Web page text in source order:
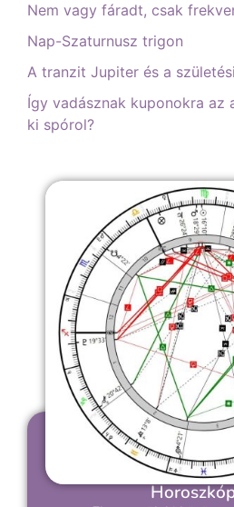
Nem vagy fáradt, csak
Nap-Szaturnusz trigon
A tranzit Jupiter és a
Így vadásznak kuponokra az
ki spórol?